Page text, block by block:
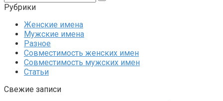
Рубрики
Женские имена
Мужские имена
Разное
Совместимость женских имен
Совместимость мужских имен
Статьи
Свежие записи